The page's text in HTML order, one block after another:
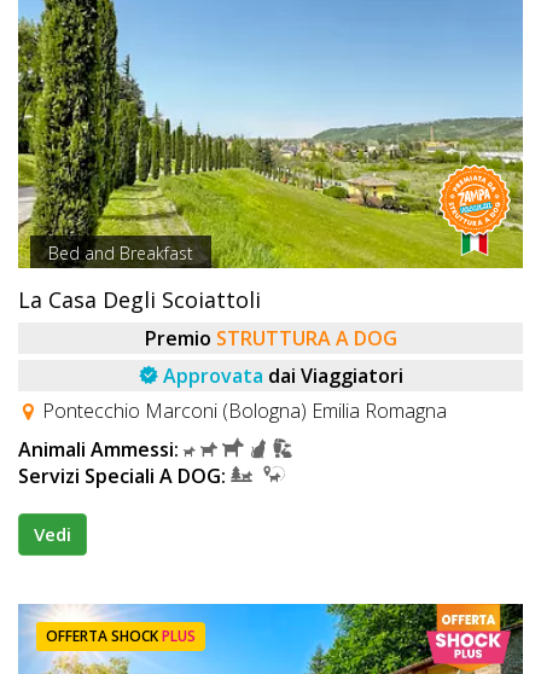
Bed and Breakfast
La Casa Degli Scoiattoli
Premio STRUTTURA A DOG
Approvata dai Viaggiatori
Pontecchio Marconi (Bologna) Emilia Romagna
Animali Ammessi:
Servizi Speciali A DOG:
Vedi
OFFERTA SHOCKPLUS